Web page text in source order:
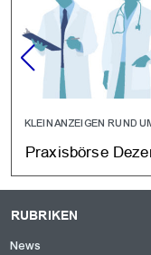
KLEINANZEIGEN RUND
Praxisbörse
RUBRIKEN
News